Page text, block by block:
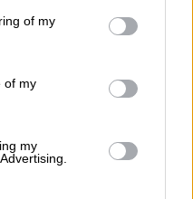
You may click to
its third-party tags to
purposes in below Google
of my
of my
my